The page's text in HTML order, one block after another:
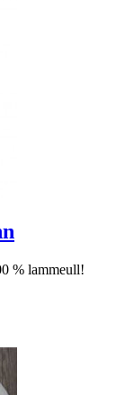
% lammeull!